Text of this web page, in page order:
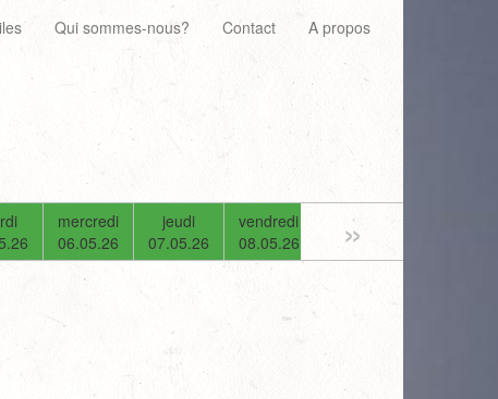
Qui sommes-nous? Contact A propos
mercredi
06.05.26
jeudi
07.05.26
vendredi
08.05.26
09.05.26
»